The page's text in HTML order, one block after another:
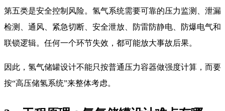
第五类是安全控制风险。氢气系统需要可靠的压力监测、泄漏
检测、通风、紧急切断、安全泄放、防雷防静电、防爆电气和
联锁逻辑。任何一个环节失效，都可能放大事故后果。
因此，氢气储罐设计不能只按普通压力容器做强度计算，而要
按“高压储氢系统”来整体考虑。